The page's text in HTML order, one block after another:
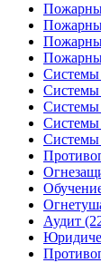
Системы
Системы
Системы
Системы
Системы
Аудит